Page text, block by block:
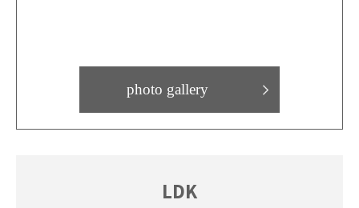
photo gallery
LDK